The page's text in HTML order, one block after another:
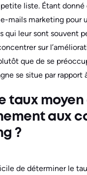
liste. Étant donné
mails marketing pour
qui leur sont souvent
sur
que de se
se situe par rapport
taux moyen
aux
?
de déterminer le